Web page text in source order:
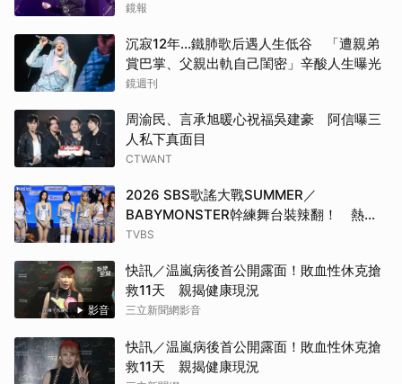
鏡報
沉寂12年…鐵肺歌后遇人生低谷 「遭親弟
賞巴掌、父親出軌自己閨密」辛酸人生曝光
鏡週刊
周渝民、言承旭暖心祝福吳建豪 阿信曝三
人私下真面目
CTWANT
2026 SBS歌謠大戰SUMMER／
BABYMONSTER幹練舞台裝辣翻！ 熱情
邀舞：跟我們一起跳
TVBS
影音
快訊／温嵐病後首公開露面！敗血性休克搶
救11天 親揭健康現況
三立新聞網影音
快訊／温嵐病後首公開露面！敗血性休克搶
救11天 親揭健康現況